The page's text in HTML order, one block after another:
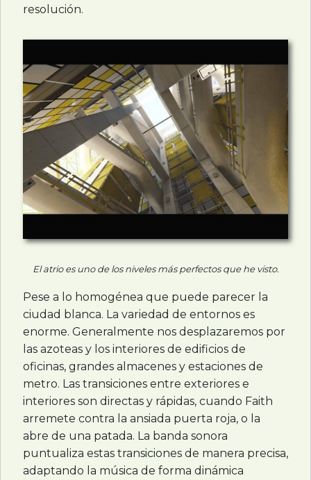
resolución.
El atrio es uno de los niveles más perfectos que he visto.
Pese a lo homogénea que puede parecer la
ciudad blanca. La variedad de entornos es
enorme. Generalmente nos desplazaremos por
las azoteas y los interiores de edificios de
oficinas, grandes almacenes y estaciones de
metro. Las transiciones entre exteriores e
interiores son directas y rápidas, cuando Faith
arremete contra la ansiada puerta roja, o la
abre de una patada. La banda sonora
puntualiza estas transiciones de manera precisa,
adaptando la música de forma dinámica